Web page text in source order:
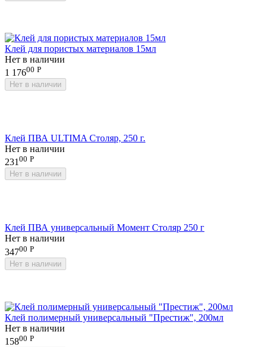
Клей для пористых материалов 15мл
Нет в наличии
1 17600 Р
Нет в наличии
Клей ПВА ULTIMA Столяр, 250 г.
Нет в наличии
231 00 Р
Нет в наличии
Клей ПВА универсальный Момент Столяр 250 г
Нет в наличии
34700 Р
Нет в наличии
Клей полимерный универсальный "Престиж", 200мл
Нет в наличии
15800 Р